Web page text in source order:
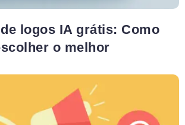
logos IA grátis: Como
o melhor